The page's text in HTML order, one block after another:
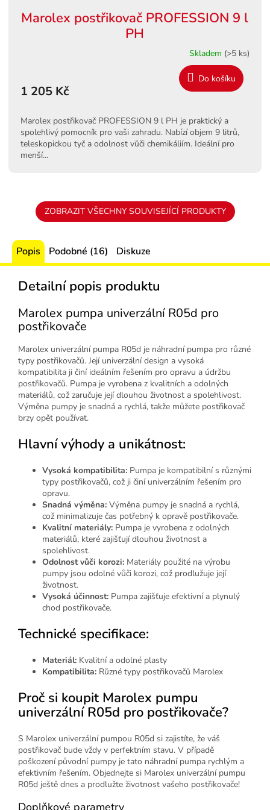
Marolex postřikovač PROFESSION 9 l
PH
Skladem (>5 ks)
1 205 Kč
Do košíku
Marolex postřikovač PROFESSION 9 l PH je praktický a
spolehlivý pomocník pro vaši zahradu. Nabízí objem 9 litrů,
teleskopickou tyč a odolnost vůči chemikáliím. Ideální pro
menší...
ZOBRAZIT VŠECHNY SOUVISEJÍCÍ PRODUKTY
Popis Podobné (16) Diskuze
Detailní popis produktu
Marolex pumpa univerzální R05d pro
postřikovače
Marolex univerzální pumpa R05d je náhradní pumpa pro různé
typy postřikovačů. Její univerzální design a vysoká
kompatibilita ji činí ideálním řešením pro opravu a údržbu
postřikovačů. Pumpa je vyrobena z kvalitních a odolných
materiálů, což zaručuje její dlouhou životnost a spolehlivost.
Výměna pumpy je snadná a rychlá, takže můžete postřikovač
brzy opět používat.
Hlavní výhody a unikátnost:
Vysoká kompatibilita: Pumpa je kompatibilní s různými
typy postřikovačů, což ji činí univerzálním řešením pro
opravu.
Snadná výměna: Výměna pumpy je snadná a rychlá,
což minimalizuje čas potřebný k opravě postřikovače.
Kvalitní materiály: Pumpa je vyrobena z odolných
materiálů, které zajišťují dlouhou životnost a
spolehlivost.
Odolnost vůči korozi: Materiály použité na výrobu
pumpy jsou odolné vůči korozi, což prodlužuje její
životnost.
Vysoká účinnost: Pumpa zajišťuje efektivní a plynulý
chod postřikovače.
Technické specifikace:
Materiál: Kvalitní a odolné plasty
Kompatibilita: Různé typy postřikovačů Marolex
Proč si koupit Marolex pumpu
univerzální R05d pro postřikovače?
S Marolex univerzální pumpou R05d si zajistíte, že váš
postřikovač bude vždy v perfektním stavu. V případě
poškození původní pumpy je tato náhradní pumpa rychlým a
efektivním řešením. Objednejte si Marolex univerzální pumpu
R05d ještě dnes a prodlužte životnost vašeho postřikovače!
Doplňkové parametry